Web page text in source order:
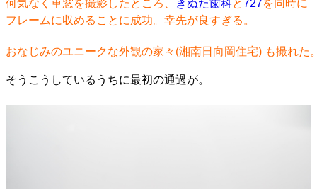
何気なく車窓を撮影したところ、 きぬた歯科と727を同時に
フレームに収めることに成功。幸先が良すぎる。
おなじみのユニークな外観の家々(湘南日向岡住宅) も撮れた
そうこうしているうちに最初の通過が。